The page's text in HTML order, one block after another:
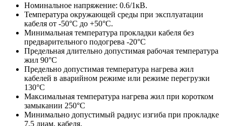
Номинальное напряжение: 0.6/1кВ.
Температура окружающей среды при эксплуатации
кабеля от -50°С до +50°С.
Минимальная температура прокладки кабеля без
предварительного подогрева -20°С
Предельная длительно допустимая рабочая температура
жил 90°С
Предельно допустимая температура нагрева жил
кабелей в аварийном режиме или режиме перегрузки
130°С
Максимальная температура нагрева жил при коротком
замыкании 250°С
Минимально допустимый радиус изгиба при прокладке
7,5 диам. кабеля.